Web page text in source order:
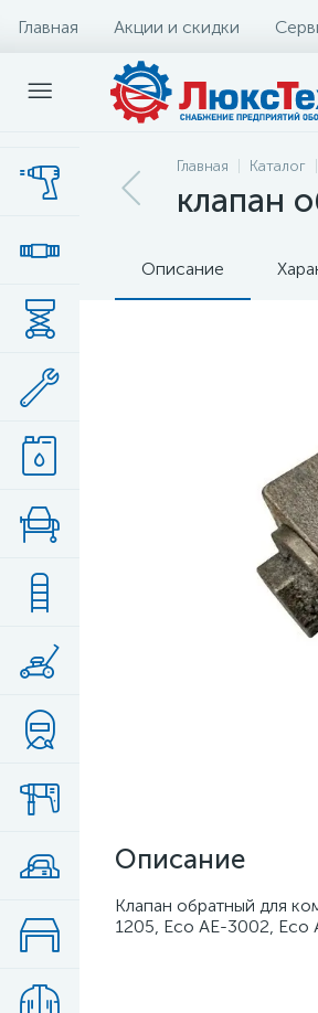
Главная Акции и скидки
Главная Каталог
клапан
Описание
Описание
Клапан обратный для
1205, Eco AE-3002,